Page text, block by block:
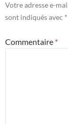
Votre adresse e-
sont indiqués avec *
Commentaire *